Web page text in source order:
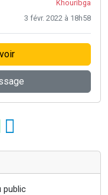
Khouribga
3 févr. 2022 à 18h58
public